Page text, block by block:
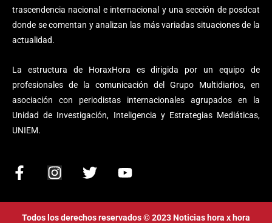
trascendencia nacional e internacional y una sección de posdcat
donde se comentan y analizan las más variadas situaciones de la
actualidad.
La estructura de HoraxHora es dirigida por un equipo de
profesionales de la comunicación del Grupo Multidiarios, en
asociación con periodistas internacionales agrupados en la
Unidad de Investigación, Inteligencia y Estrategias Mediáticas,
UNIEM.
F
c
e
I
s
t
T
i
t
Y
u
t
Todos los derechos reservados © 2023 Noticias hora x hora